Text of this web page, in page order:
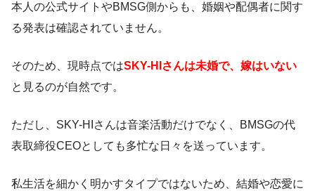
本人の公式サイトやBMSG側からも、婚姻や配偶者に関す
る発表は確認されていません。
そのため、現時点ではSKY-HIさんは未婚で、嫁はいない
と見るのが自然です。
ただし、SKY-HIさんは音楽活動だけでなく、BMSGの代
表取締役CEOとしても多忙な日々を送っています。
私生活を細かく明かすタイプではないため、結婚や恋愛に